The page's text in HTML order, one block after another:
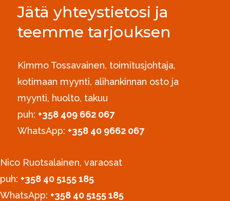
Jätä yhteystietosi ja
teemme tarjouksen
Kimmo Tossavainen, toimitusjohtaja,
kotimaan myynti, alihankinnan osto ja
myynti, huolto, takuu
puh: +358 409 662 067
WhatsApp: +358 40 9662 067
Nico Ruotsalainen, varaosat
puh: ‪+358 40 5155 185‬
WhatsApp: +358 40 5155 185